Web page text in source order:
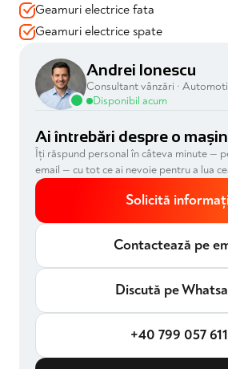
Geamuri electrice fata
Geamuri electrice spate
Andrei Ionescu
Consultant vânzări ·
Disponibil acum
Ai întrebări despre o
Îți răspund personal în câteva minute —
email — cu tot ce ai nevoie pentru a lua
Solicită
Contactează pe
Discută pe
+40 799 057 611